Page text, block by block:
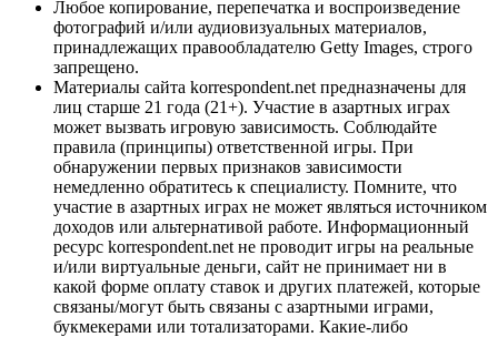
Любое копирование, перепечатка и воспроизведение
фотографий и/или аудиовизуальных материалов,
принадлежащих правообладателю Getty Images, строго
запрещено.
Материалы сайта korrespondent.net предназначены для
лиц старше 21 года (21+). Участие в азартных играх
может вызвать игровую зависимость. Соблюдайте
правила (принципы) ответственной игры. При
обнаружении первых признаков зависимости
немедленно обратитесь к специалисту. Помните, что
участие в азартных играх не может являться источником
доходов или альтернативой работе. Информационный
ресурс korrespondent.net не проводит игры на реальные
и/или виртуальные деньги, сайт не принимает ни в
какой форме оплату ставок и других платежей, которые
связаны/могут быть связаны с азартными играми,
букмекерами или тотализаторами. Какие-либо